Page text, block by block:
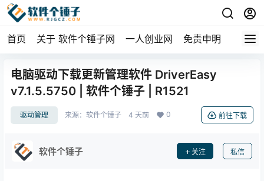
首页 关于 软件个锤子网 一人创业网 免责申明
电脑驱动下载更新管理软件 DriverEasy
v7.1.5.5750 | 软件个锤子 | R1521
驱动管理 来源： 软件个锤子 4 天前 0 前往下载
软件个锤子 关注 私信